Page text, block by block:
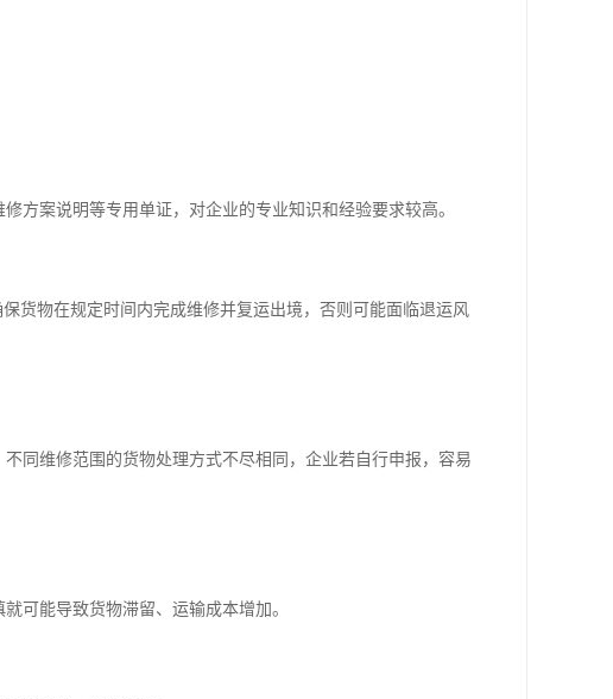
方案说明等专用单证，对企业的专业知识和经验要求较高。
货物在规定时间内完成维修并复运出境，否则可能面临退运风
同维修范围的货物处理方式不尽相同，企业若自行申报，容易
可能导致货物滞留、运输成本增加。